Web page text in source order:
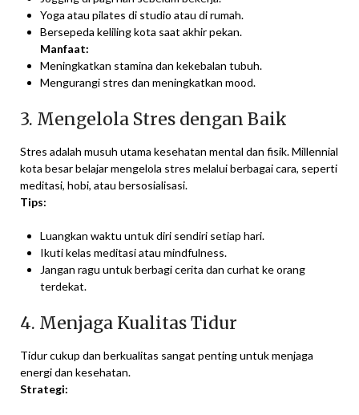
Yoga atau pilates di studio atau di rumah.
Bersepeda keliling kota saat akhir pekan.
Manfaat:
Meningkatkan stamina dan kekebalan tubuh.
Mengurangi stres dan meningkatkan mood.
3. Mengelola Stres dengan Baik
Stres adalah musuh utama kesehatan mental dan fisik. Millennial
kota besar belajar mengelola stres melalui berbagai cara, seperti
meditasi, hobi, atau bersosialisasi.
Tips:
Luangkan waktu untuk diri sendiri setiap hari.
Ikuti kelas meditasi atau mindfulness.
Jangan ragu untuk berbagi cerita dan curhat ke orang
terdekat.
4. Menjaga Kualitas Tidur
Tidur cukup dan berkualitas sangat penting untuk menjaga
energi dan kesehatan.
Strategi: